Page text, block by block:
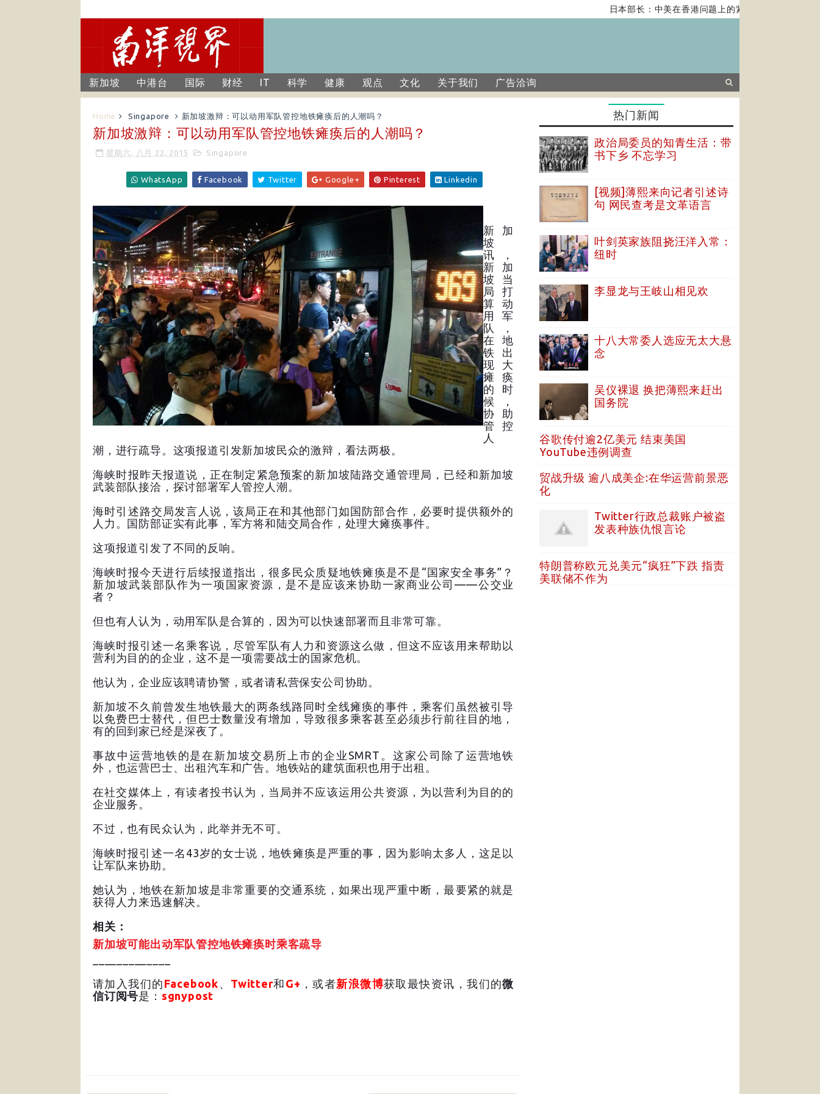
日本部长：中美在香港问题上的紧张关系对全球经济构
新加坡 中港台 国际 财经 IT 科学 健康 观点 文化 关于我们 广告洽询
Home Singapore 新加坡激辩：可以动用军队管控地铁瘫痪后的人潮吗？
新加坡激辩：可以动用军队管控地铁瘫痪后的人潮吗？
星期六, 八月 22, 2015 Singapore
WhatsApp Facebook Twitter Google+ Pinterest Linkedin
新加
坡
讯，
新加
坡当
局打
算动
用军
队，
在地
铁出
现大
瘫痪
的时
候，
协助
管控
人
潮，进行疏导。这项报道引发新加坡民众的激辩，看法两极。
海峡时报昨天报道说，正在制定紧急预案的新加坡陆路交通管理局，已经和新加坡
武装部队接洽，探讨部署军人管控人潮。
海时引述路交局发言人说，该局正在和其他部门如国防部合作，必要时提供额外的
人力。国防部证实有此事，军方将和陆交局合作，处理大瘫痪事件。
这项报道引发了不同的反响。
海峡时报今天进行后续报道指出，很多民众质疑地铁瘫痪是不是“国家安全事务”？
新加坡武装部队作为一项国家资源，是不是应该来协助一家商业公司——公交业
者？
但也有人认为，动用军队是合算的，因为可以快速部署而且非常可靠。
海峡时报引述一名乘客说，尽管军队有人力和资源这么做，但这不应该用来帮助以
营利为目的的企业，这不是一项需要战士的国家危机。
他认为，企业应该聘请协警，或者请私营保安公司协助。
新加坡不久前曾发生地铁最大的两条线路同时全线瘫痪的事件，乘客们虽然被引导
以免费巴士替代，但巴士数量没有增加，导致很多乘客甚至必须步行前往目的地，
有的回到家已经是深夜了。
事故中运营地铁的是在新加坡交易所上市的企业SMRT。这家公司除了运营地铁
外，也运营巴士、出租汽车和广告。地铁站的建筑面积也用于出租。
在社交媒体上，有读者投书认为，当局并不应该运用公共资源，为以营利为目的的
企业服务。
不过，也有民众认为，此举并无不可。
海峡时报引述一名43岁的女士说，地铁瘫痪是严重的事，因为影响太多人，这足以
让军队来协助。
她认为，地铁在新加坡是非常重要的交通系统，如果出现严重中断，最要紧的就是
获得人力来迅速解决。
相关：
新加坡可能出动军队管控地铁瘫痪时乘客疏导
请加入我们的 Facebook 、 Twitter和 G+ ，或者新浪微博获取最快资讯，我们的微
信订阅号是： sgnypost
热门新闻
政治局委员的知青生活：带
书下乡 不忘学习
[视频]薄熙来向记者引述诗
句 网民查考是文革语言
叶剑英家族阻挠汪洋入常：
纽时
李显龙与王岐山相见欢
十八大常委人选应无太大悬
念
吴仪裸退 换把薄熙来赶出
国务院
谷歌传付逾2亿美元 结束美国
YouTube违例调查
贸战升级 逾八成美企:在华运营前景恶
化
Twitter行政总裁账户被盗
发表种族仇恨言论
特朗普称欧元兑美元“疯狂”下跌 指责
美联储不作为